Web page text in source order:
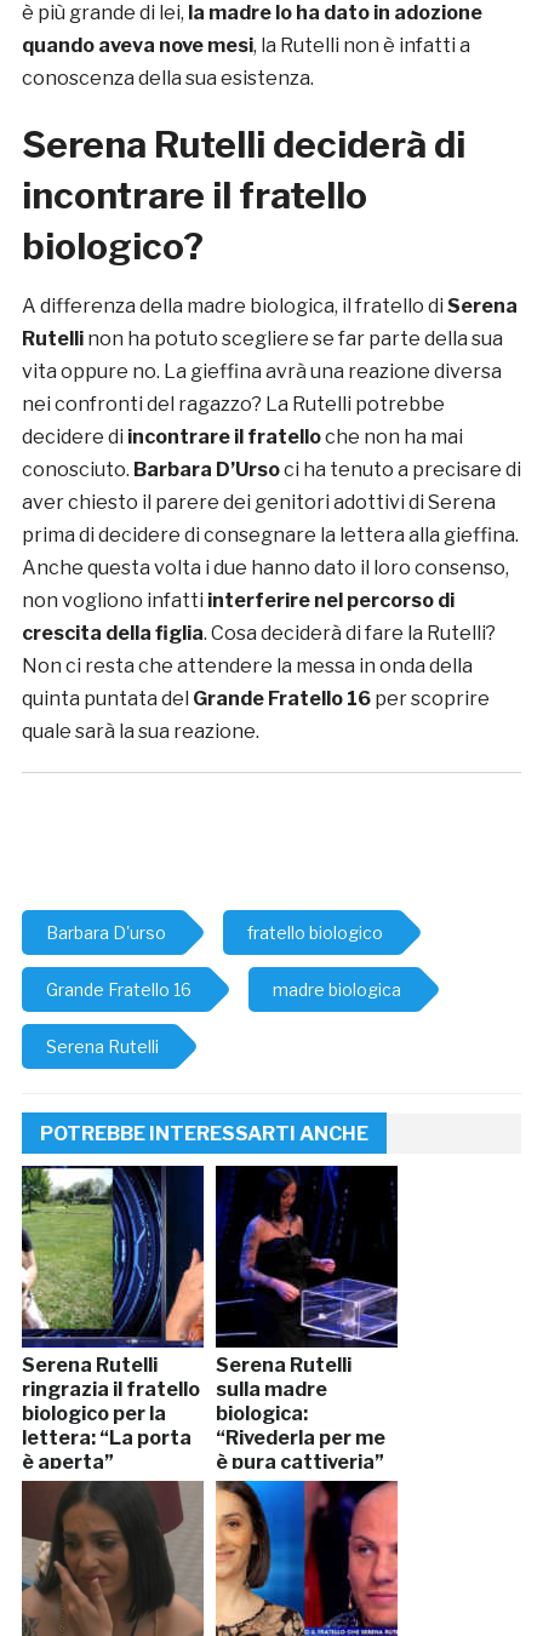
è più grande di lei, la madre lo ha dato in adozione
quando aveva nove mesi, la Rutelli non è infatti a
conoscenza della sua esistenza.
Serena Rutelli deciderà di
incontrare il fratello
biologico?
A differenza della madre biologica, il fratello di Serena
Rutelli non ha potuto scegliere se far parte della sua
vita oppure no. La gieffina avrà una reazione diversa
nei confronti del ragazzo? La Rutelli potrebbe
decidere di incontrare il fratelloche non ha mai
conosciuto. Barbara D’Ursoci ha tenuto a precisare di
aver chiesto il parere dei genitori adottivi di Serena
prima di decidere di consegnare la lettera alla gieffina.
Anche questa volta i due hanno dato il loro consenso,
non vogliono infatti interferire nel percorso di
crescita della figlia. Cosa deciderà di fare la Rutelli?
Non ci resta che attendere la messa in onda della
quinta puntata del Grande Fratello 16 per scoprire
quale sarà la sua reazione.
Barbara D'urso fratello biologico
Grande Fratello 16 madre biologica
Serena Rutelli
POTREBBE INTERESSARTI ANCHE
Serena Rutelli
ringrazia il fratello
biologico per la
lettera: “La porta
è aperta”
Serena Rutelli
sulla madre
biologica:
“Rivederla per me
è pura cattiveria”